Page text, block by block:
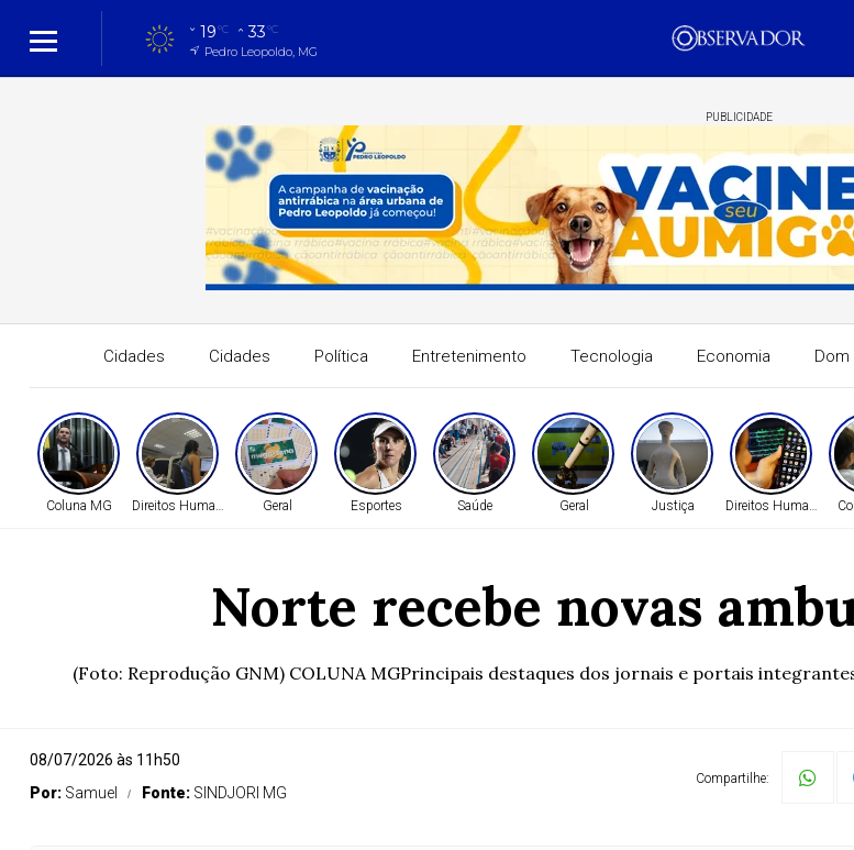
19°C 33°C
Pedro Leopoldo, MG
PUBLICIDADE
Cidades Cidades Política Entretenimento Tecnologia Economia Dom
Coluna MG Direitos Humanos Geral Esportes Saúde Geral Justiça Direitos Humanos
Norte recebe novas
(Foto: Reprodução GNM) COLUNA MGPrincipais destaques dos jornais e portais
08/07/2026 às 11h50
Por: Samuel Fonte: SINDJORI MG
Compartilhe: